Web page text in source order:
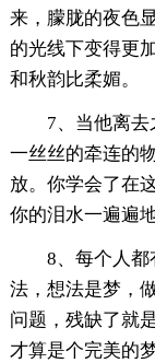
来，朦胧的夜色
的光线下变得更
和秋韵比柔媚。
7、当他离
一丝丝的牵连的
放。你学会了在
你的泪水一遍遍
8、每个人
法，想法是梦，
问题，残缺了就
才算是个完美的梦